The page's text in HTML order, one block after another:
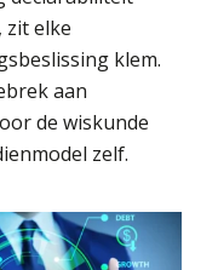
zit elke
klem.
aan
de wiskunde
zelf.